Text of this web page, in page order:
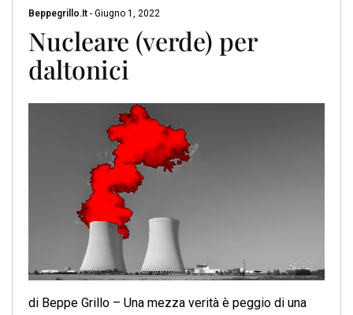
Beppegrillo.it - Giugno 1, 2022
Nucleare (verde) per
daltonici
di Beppe Grillo – Una mezza verità è peggio di una